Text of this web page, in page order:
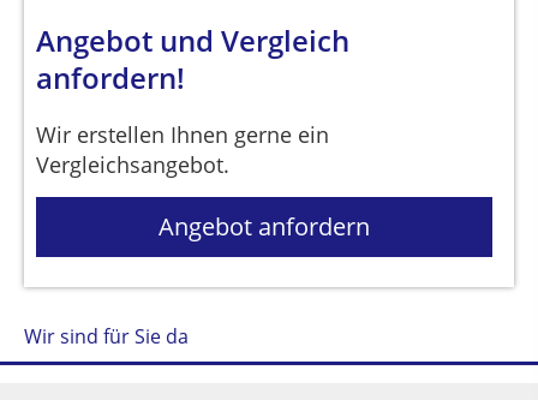
Angebot und Vergleich
anfordern!
Wir erstellen Ihnen gerne ein
Vergleichsangebot.
Angebot anfordern
Wir sind für Sie da